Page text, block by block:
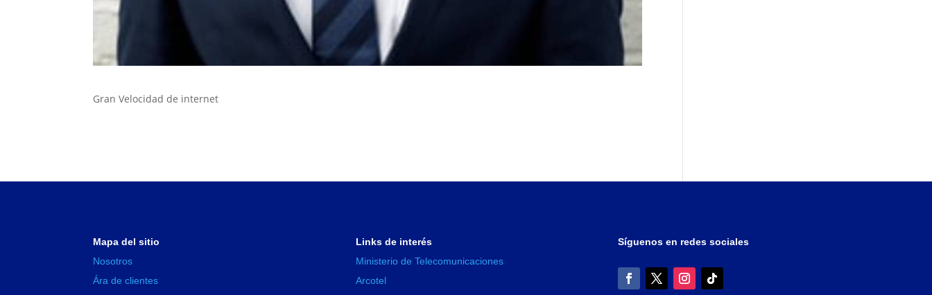
Gran Velocidad de internet
Mapa del sitio
Nosotros
Ára de clientes
Links de interés
Ministerio de Telecomunicaciones
Arcotel
Síguenos en redes sociales